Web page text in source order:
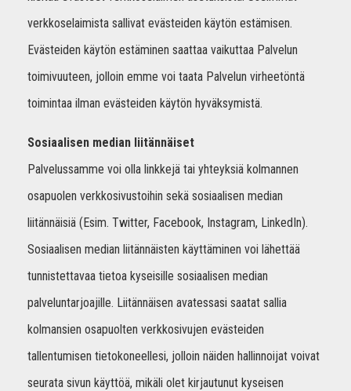
verkkoselaimista sallivat evästeiden käytön estämisen.
Evästeiden käytön estäminen saattaa vaikuttaa Palvelun
toimivuuteen, jolloin emme voi taata Palvelun virheetöntä
toimintaa ilman evästeiden käytön hyväksymistä.
Sosiaalisen median liitännäiset
Palvelussamme voi olla linkkejä tai yhteyksiä kolmannen
osapuolen verkkosivustoihin sekä sosiaalisen median
liitännäisiä (Esim. Twitter, Facebook, Instagram, LinkedIn).
Sosiaalisen median liitännäisten käyttäminen voi lähettää
tunnistettavaa tietoa kyseisille sosiaalisen median
palveluntarjoajille. Liitännäisen avatessasi saatat sallia
kolmansien osapuolten verkkosivujen evästeiden
tallentumisen tietokoneellesi, jolloin näiden hallinnoijat voivat
seurata sivun käyttöä, mikäli olet kirjautunut kyseisen